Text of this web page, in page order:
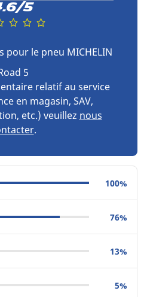
5
pour le pneu MICHELIN
5
relatif au service
en magasin, SAV,
etc.) veuillez nous
.
100%
76%
13%
5%